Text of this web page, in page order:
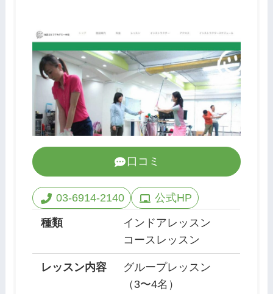
口コミ
03-6914-2140 公式HP
種類
インドアレッスン
コースレッスン
レッスン内容
グループレッスン
（3〜4名）